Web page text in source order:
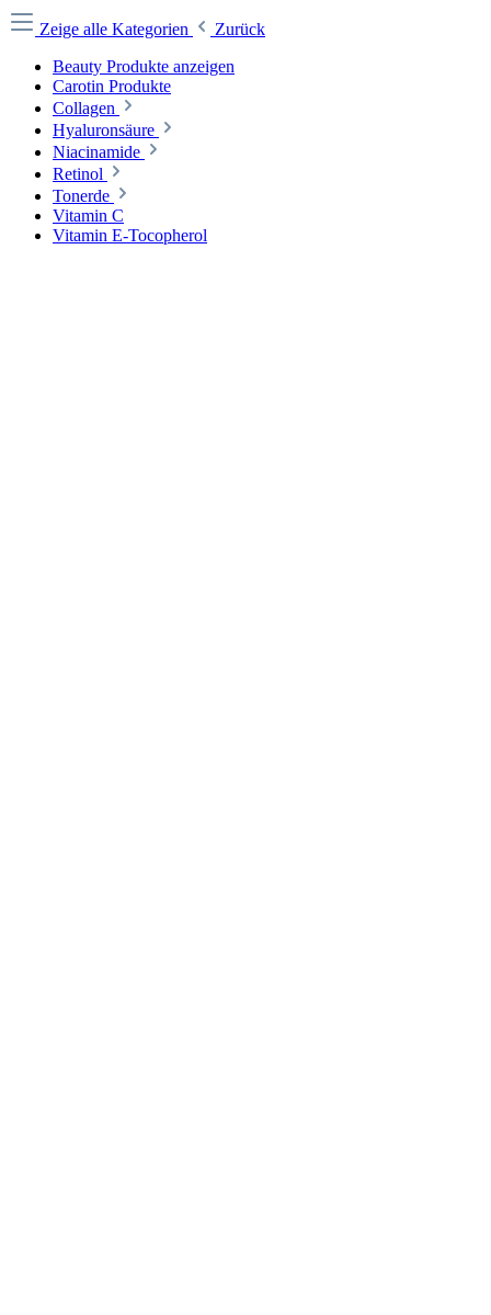
Zeige alle Kategorien
Zurück
Beauty Produkte anzeigen
Carotin Produkte
Collagen
Hyaluronsäure
Niacinamide
Retinol
Tonerde
Vitamin C
Vitamin E-Tocopherol